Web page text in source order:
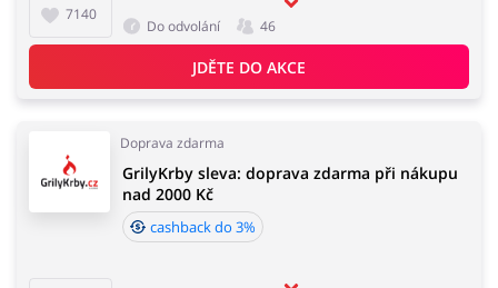
7140
Do odvolání 46
JDĚTE DO AKCE
Doprava zdarma
GrilyKrby sleva: doprava zdarma při nákupu
nad 2000 Kč
cashback do 3%